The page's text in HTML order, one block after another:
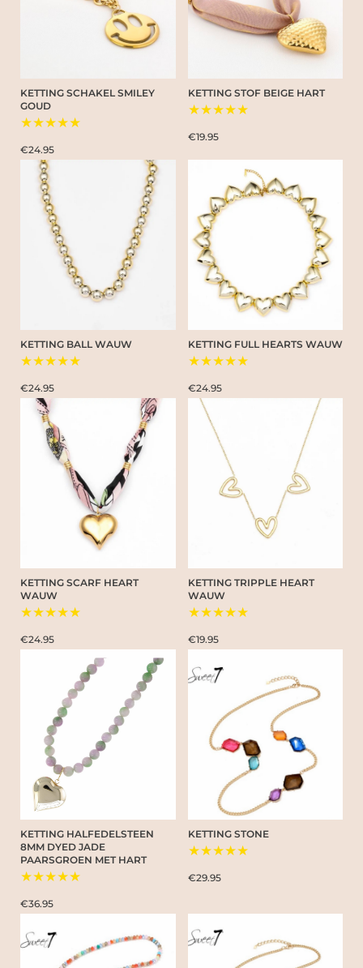
KETTING SCHAKEL SMILEY
GOUD
★★★★★
€24.95
KETTING STOF BEIGE HART
★★★★★
€19.95
KETTING BALL WAUW
★★★★★
€24.95
KETTING FULL HEARTS WAUW
★★★★★
€24.95
KETTING SCARF HEART
WAUW
★★★★★
€24.95
KETTING TRIPPLE HEART
WAUW
★★★★★
€19.95
KETTING HALFEDELSTEEN
8MM DYED JADE
PAARSGROEN MET HART
★★★★★
€36.95
KETTING STONE
★★★★★
€29.95